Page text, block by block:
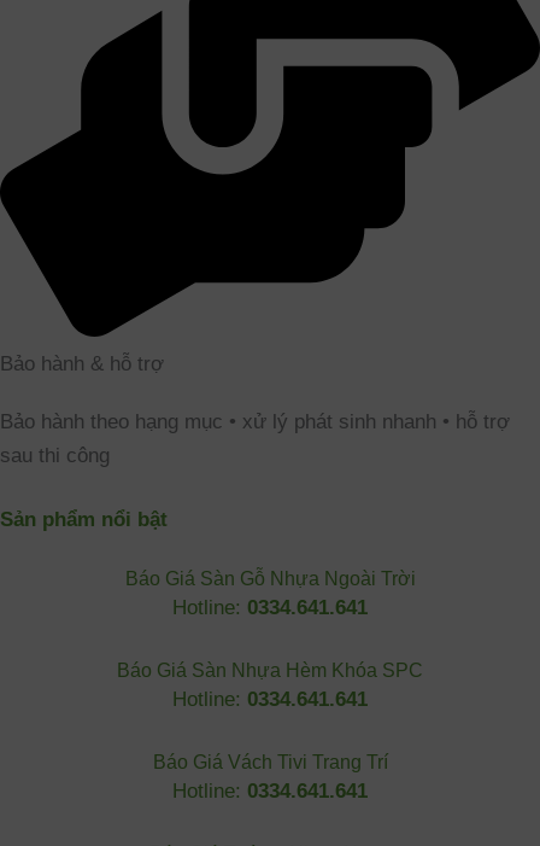
Bảo hành & hỗ trợ
Bảo hành theo hạng mục • xử lý phát sinh nhanh • hỗ trợ
sau thi công
Sản phẩm nổi bật
Báo Giá Sàn Gỗ Nhựa Ngoài Trời
Hotline: 0334.641.641
Báo Giá Sàn Nhựa Hèm Khóa SPC
Hotline: 0334.641.641
Báo Giá Vách Tivi Trang Trí
Hotline: 0334.641.641